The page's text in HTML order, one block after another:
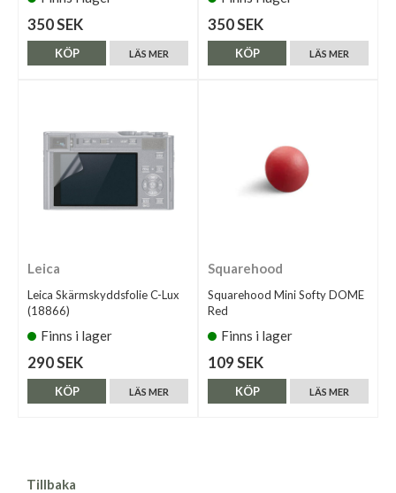
350 SEK
LÄS MER
KÖP
350 SEK
LÄS MER
KÖP
Leica
Leica Skärmskyddsfolie C-Lux
(18866)
Finns i lager
290 SEK
LÄS MER
KÖP
Squarehood
Squarehood Mini Softy DOME
Red
Finns i lager
109 SEK
LÄS MER
KÖP
Tillbaka